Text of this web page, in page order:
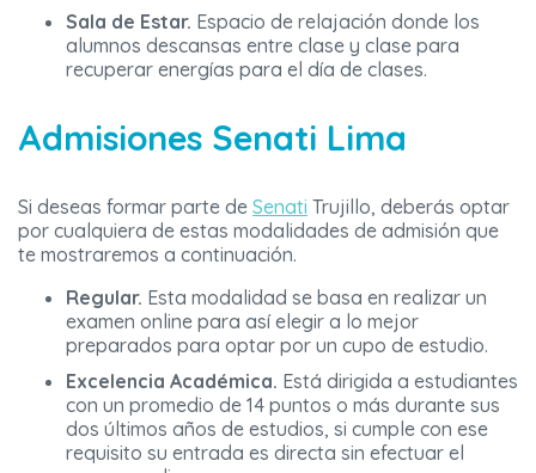
Sala de Estar. Espacio de relajación donde los
alumnos descansas entre clase y clase para
recuperar energías para el día de clases.
Admisiones Senati Lima
Si deseas formar parte de Senati Trujillo, deberás optar
por cualquiera de estas modalidades de admisión que
te mostraremos a continuación.
Regular. Esta modalidad se basa en realizar un
examen online para así elegir a lo mejor
preparados para optar por un cupo de estudio.
Excelencia Académica. Está dirigida a estudiantes
con un promedio de 14 puntos o más durante sus
dos últimos años de estudios, si cumple con ese
requisito su entrada es directa sin efectuar el